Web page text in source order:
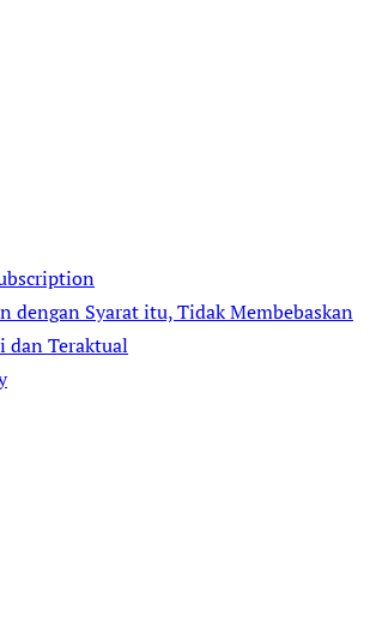
dengan Syarat itu, Tidak Membebaskan
dan Teraktual